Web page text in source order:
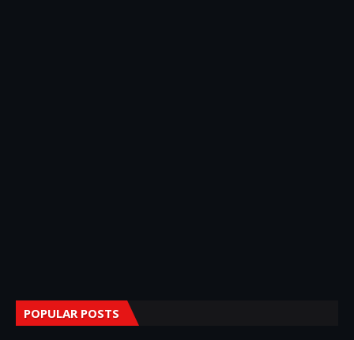
POPULAR POSTS